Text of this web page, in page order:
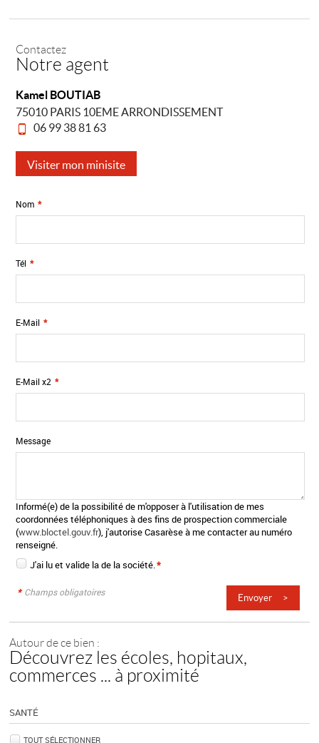
Contactez
Notre agent
Kamel BOUTIAB
75010 PARIS 10EME ARRONDISSEMENT
06 99 38 81 63
Visiter mon minisite
Nom *
Tél *
E-Mail *
E-Mail x2 *
Message
Informé(e) de la possibilité de m'opposer à l'utilisation de mes
coordonnées téléphoniques à des fins de prospection commerciale
(www.bloctel.gouv.fr), j'autorise Casarèse à me contacter au numéro
renseigné.
J'ai lu et valide lade la société.*
* Champs obligatoires
Autour de ce bien :
Découvrez les écoles, hopitaux,
commerces ... à proximité
SANTÉ
TOUT SÉLECTIONNER